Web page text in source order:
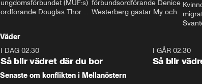
ungdomsförbundet (MUF:s)
ordförande Douglas Thor
tonårsutvisningarna och hur
Moderaterna ska locka
väljare till valet i höst.
förbundsordförande Denice
Westerberg gästar My och
Väder
I DAG 02:30
Så blir vädret där du bor
I GÅR 02:30
Så blir
Senaste om konflikten i Mellanöstern